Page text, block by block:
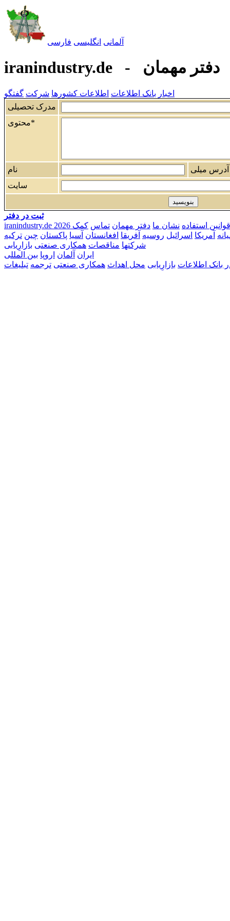
آلمانی انگليسی فارسی
iranindustry.de - دفتر مهمان
اخبار بانک اطلاعات اطلاعات کشورها شرکت گفتگو
مدرک تحصیلی
محتوی*
نام
آدرس ميلی
سايت
ثبت در دفتر
قوانين استفاده نشان ما دفتر مهمان تماس کمک
آمریکا اسرائيل روسیه آفریقا افغانستان آسیا پاکستان چین ترکیه
شرکتها مناقصات همکاری صنعتی بازارِيابی
ايران آلمان اروپا بين المللی
بانک اطلاعات بازارِيابی محل اهداث همکاری صنعتی ترجمه تبليغات